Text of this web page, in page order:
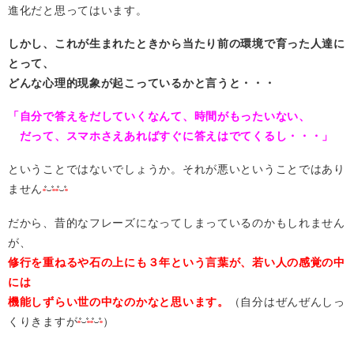
進化だと思ってはいます。
しかし、これが生まれたときから当たり前の環境で育った人達に
とって、
どんな心理的現象が起こっているかと言うと・・・
「自分で答えをだしていくなんて、時間がもったいない、
だって、スマホさえあればすぐに答えはでてくるし・・・」
ということではないでしょうか。それが悪いということではあり
ません
だから、昔的なフレーズになってしまっているのかもしれません
が、
修行を重ねるや石の上にも３年という言葉が、若い人の感覚の中
には
機能しずらい世の中なのかなと思います。
（自分はぜんぜんしっ
くりきますが
）